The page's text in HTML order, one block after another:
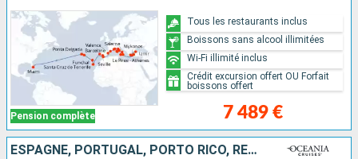
Pension complète 7 489 €
Tous les restaurants inclus
Boissons sans alcool illimitées
Wi-Fi illimité inclus
Crédit excursion offert OU Forfait
boissons offert
ESPAGNE, PORTUGAL, PORTO RICO, RÉPUBLIQUE DOMINICAINE, ÉTATS-UNIS